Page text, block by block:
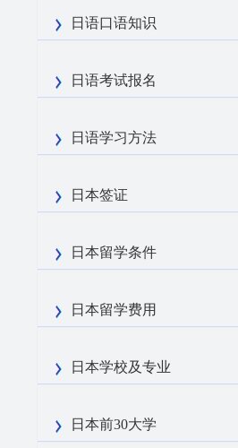
日语口语知识
日语考试报名
日语学习方法
日本签证
日本留学条件
日本留学费用
日本学校及专业
日本前30大学